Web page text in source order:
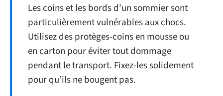
Les coins et les bords d’un sommier sont
particulièrement vulnérables aux chocs.
Utilisez des protèges-coins en mousse ou
en carton pour éviter tout dommage
pendant le transport. Fixez-les solidement
pour qu’ils ne bougent pas.